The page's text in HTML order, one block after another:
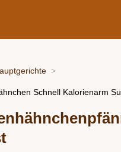
Schnell Kalorienarm